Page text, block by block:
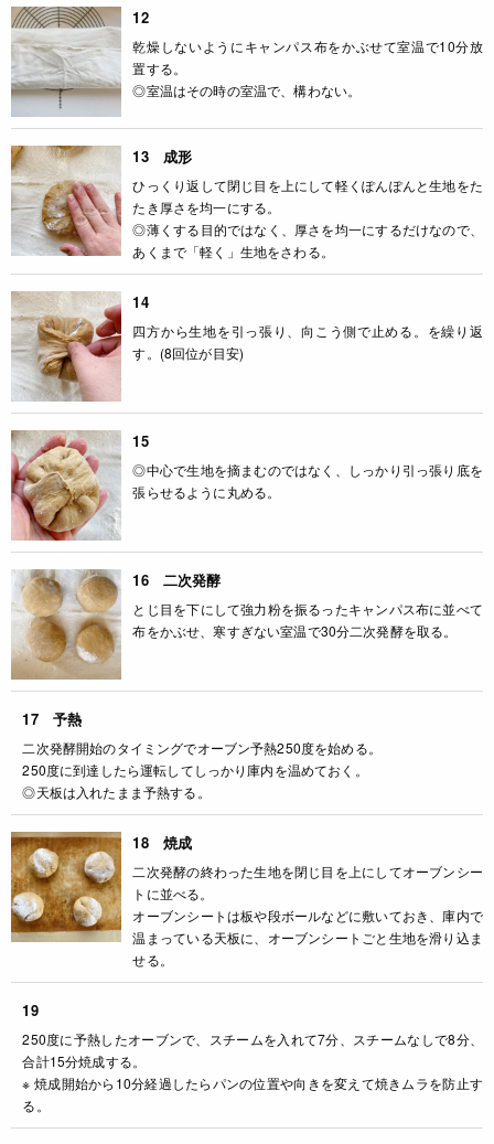
12
乾燥しないようにキャンパス布をかぶせて室温で10分放
置する。
◎室温はその時の室温で、構わない。
13 成形
ひっくり返して閉じ目を上にして軽くぽんぽんと生地をた
たき厚さを均一にする。
◎薄くする目的ではなく、厚さを均一にするだけなので、
あくまで「軽く」生地をさわる。
14
四方から生地を引っ張り、向こう側で止める。を繰り返
す。(8回位が目安)
15
◎中心で生地を摘まむのではなく、しっかり引っ張り底を
張らせるように丸める。
16 二次発酵
とじ目を下にして強力粉を振るったキャンパス布に並べて
布をかぶせ、寒すぎない室温で30分二次発酵を取る。
17 予熱
二次発酵開始のタイミングでオーブン予熱250度を始める。
250度に到達したら運転してしっかり庫内を温めておく。
◎天板は入れたまま予熱する。
18 焼成
二次発酵の終わった生地を閉じ目を上にしてオーブンシー
トに並べる。
オーブンシートは板や段ボールなどに敷いておき、庫内で
温まっている天板に、オーブンシートごと生地を滑り込ま
せる。
19
250度に予熱したオーブンで、スチームを入れて7分、スチームなしで8分、
合計15分焼成する。
※ 焼成開始から10分経過したらパンの位置や向きを変えて焼きムラを防止す
る。